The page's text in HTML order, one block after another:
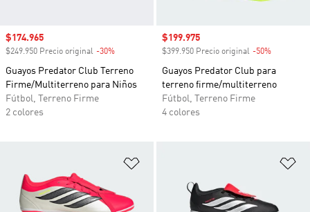
Precio de venta
$174.965
$249.950 Precio original -30%
Guayos Predator Club Terreno
Firme/Multiterreno para Niños
Fútbol, Terreno Firme
2 colores
Precio de venta
$199.975
$399.950 Precio original -50%
Guayos Predator Club para
terreno firme/multiterreno
Fútbol, Terreno Firme
4 colores